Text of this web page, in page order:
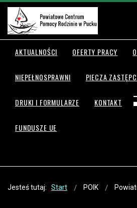
AKTUALNOŚCI OFERTY PRACY
NIEPEŁNOSPRAWNI PIECZA
DRUKI I FORMULARZE KONTAKT
FUNDUSZE UE
Jesteś tutaj: Start POIK